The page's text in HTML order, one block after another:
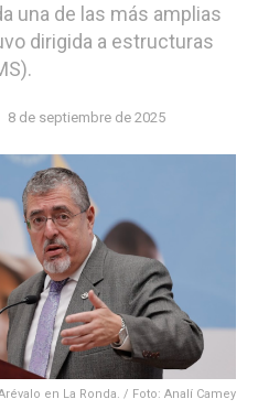
una de las más amplias
dirigida a estructuras
8 de septiembre de 2025
en La Ronda. / Foto: Analí Camey